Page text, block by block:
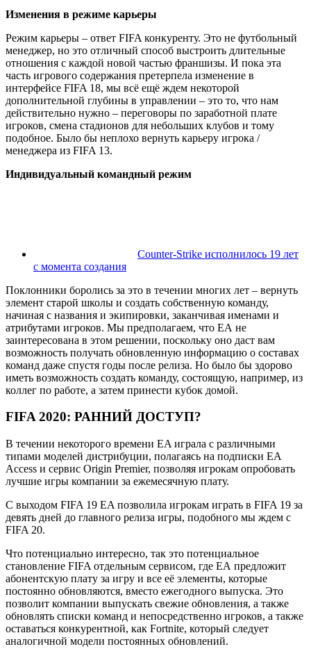
Изменения в режиме карьеры
Режим карьеры – ответ FIFA конкуренту. Это не футбольный
менеджер, но это отличный способ выстроить длительные
отношения с каждой новой частью франшизы. И пока эта
часть игрового содержания претерпела изменение в
интерфейсе FIFA 18, мы всё ещё ждем некоторой
дополнительной глубины в управлении – это то, что нам
действительно нужно – переговоры по заработной плате
игроков, смена стадионов для небольших клубов и тому
подобное. Было бы неплохо вернуть карьеру игрока /
менеджера из FIFA 13.
Индивидуальный командный режим
Counter-Strike исполнилось 19 лет
с момента создания
Поклонники боролись за это в течении многих лет – вернуть
элемент старой школы и создать собственную команду,
начиная с названия и экипировки, заканчивая именами и
атрибутами игроков. Мы предполагаем, что ЕА не
заинтересована в этом решении, поскольку оно даст вам
возможность получать обновленную информацию о составах
команд даже спустя годы после релиза. Но было бы здорово
иметь возможность создать команду, состоящую, например, из
коллег по работе, а затем принести кубок домой.
FIFA 2020: РАННИЙ ДОСТУП?
В течении некоторого времени EA играла с различными
типами моделей дистрибуции, полагаясь на подписки EA
Access и сервис Origin Premier, позволяя игрокам опробовать
лучшие игры компании за ежемесячную плату.
С выходом FIFA 19 EA позволила игрокам играть в FIFA 19 за
девять дней до главного релиза игры, подобного мы ждем с
FIFA 20.
Что потенциально интересно, так это потенциальное
становление FIFA отдельным сервисом, где ЕА предложит
абонентскую плату за игру и все её элементы, которые
постоянно обновляются, вместо ежегодного выпуска. Это
позволит компании выпускать свежие обновления, а также
обновлять списки команд и непосредственно игроков, а также
оставаться конкурентной, как Fortnite, который следует
аналогичной модели постоянных обновлений.